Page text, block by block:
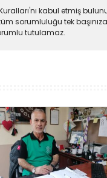
kabul etmiş
sorumluluğu tek
tutulamaz.